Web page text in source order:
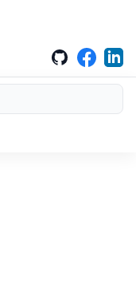
GitHubLinkedIn